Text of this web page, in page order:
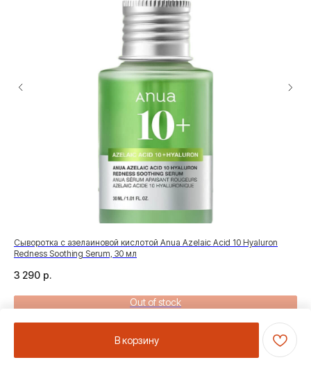
В корзину
Сыворотка с азелаиновой кислотой Anua Azelaic Acid 10 Hyaluron
Redness Soothing Serum, 30 мл
3 290 р.
Out of stock